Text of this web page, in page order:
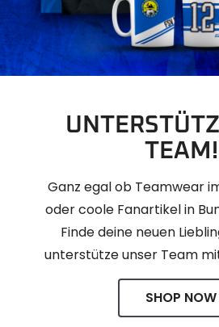
TEAM!
Ganz egal ob Teamwear
oder coole Fanartikel in
Finde deine neuen
unterstütze unser Team
SHOP NOW